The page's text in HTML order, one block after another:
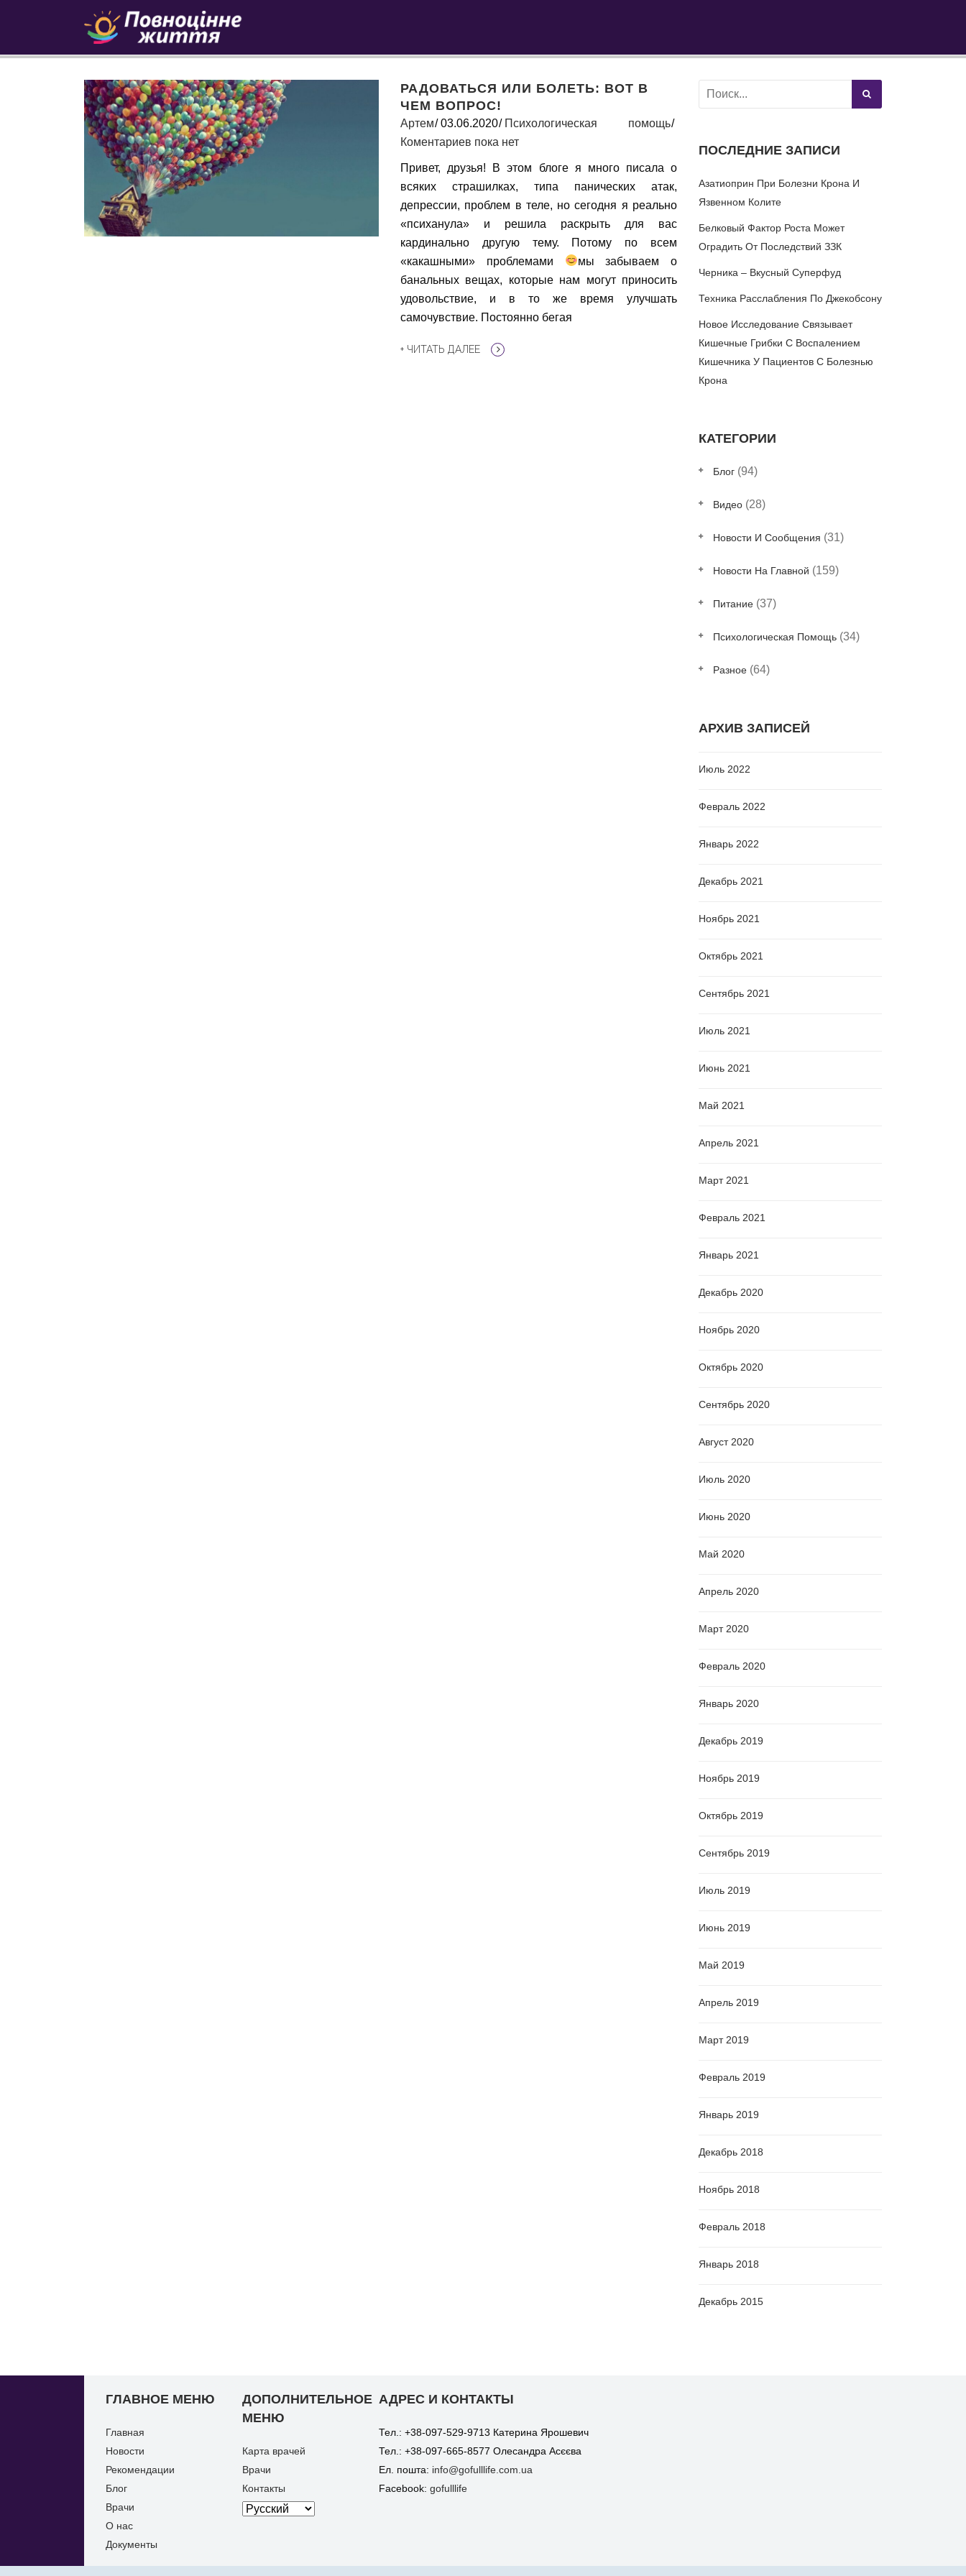
РАДОВАТЬСЯ ИЛИ БОЛЕТЬ: ВОТ В
ЧЕМ ВОПРОС!
Артем 03.06.2020
Психологическая помощь
Коментариев пока нет
Привет, друзья! В этом блоге я много писала о
всяких страшилках, типа панических атак,
депрессии, проблем в теле, но сегодня я реально
«психанула» и решила раскрыть для вас
кардинально другую тему. Потому по всем
«какашными» проблемами
мы забываем о
банальных вещах, которые нам могут приносить
удовольствие, и в то же время улучшать
самочувствие. Постоянно бегая
+ ЧИТАТЬ ДАЛЕЕ
ПОСЛЕДНИЕ ЗАПИСИ
Азатиоприн При Болезни Крона И
Язвенном Колите
Белковый Фактор Роста Может
Оградить От Последствий ЗЗК
Черника – Вкусный Суперфуд
Техника Расслабления По Джекобсону
Новое Исследование Связывает
Кишечные Грибки С Воспалением
Кишечника У Пациентов С Болезнью
Крона
КАТЕГОРИИ
Блог (94)
Видео (28)
Новости И Сообщения (31)
Новости На Главной (159)
Питание (37)
Психологическая Помощь (34)
Разное (64)
АРХИВ ЗАПИСЕЙ
Июль 2022
Февраль 2022
Январь 2022
Декабрь 2021
Ноябрь 2021
Октябрь 2021
Сентябрь 2021
Июль 2021
Июнь 2021
Май 2021
Апрель 2021
Март 2021
Февраль 2021
Январь 2021
Декабрь 2020
Ноябрь 2020
Октябрь 2020
Сентябрь 2020
Август 2020
Июль 2020
Июнь 2020
Май 2020
Апрель 2020
Март 2020
Февраль 2020
Январь 2020
Декабрь 2019
Ноябрь 2019
Октябрь 2019
Сентябрь 2019
Июль 2019
Июнь 2019
Май 2019
Апрель 2019
Март 2019
Февраль 2019
Январь 2019
Декабрь 2018
Ноябрь 2018
Февраль 2018
Январь 2018
Декабрь 2015
ГЛАВНОЕ МЕНЮ
Главная
Новости
Рекомендации
Блог
Врачи
О нас
Документы
ДОПОЛНИТЕЛЬНОЕ
МЕНЮ
Карта врачей
Врачи
Контакты
АДРЕС И КОНТАКТЫ
Тел.: +38-097-529-9713 Катерина Ярошевич
Тел.: +38-097-665-8577 Олесандра Асєєва
Ел. пошта: info@gofulllife.com.ua
Facebook: gofulllife